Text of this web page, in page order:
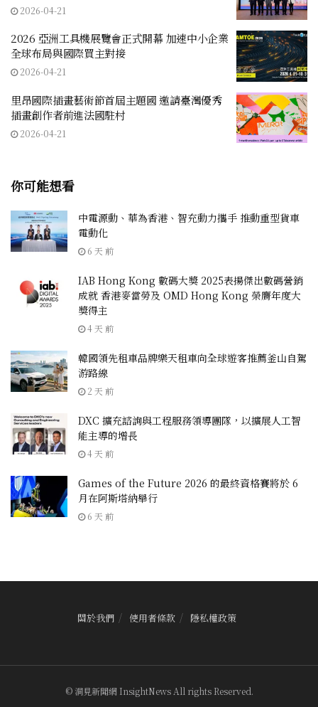
2026-04-21
2026 亞洲工具機展覽會正式開幕 加速中小企業
全球布局與國際買主對接
2026-04-21
里昂國際插畫藝術節首屆主題國 邀請臺灣優秀
插畫創作者前進法國駐村
2026-04-21
你可能想看
中電源動、華為香港、智充動力攜手 推動重型貨車
電動化
6 天 前
IAB Hong Kong 數碼大獎 2025表揚傑出數碼營銷
成就 香港麥當勞及 OMD Hong Kong 榮膺年度大
獎得主
4 天 前
韓國領先租車品牌樂天租車向全球遊客推薦釜山自駕
游路線
2 天 前
DXC 擴充諮詢與工程服務領導團隊，以擴展人工智
能主導的增長
4 天 前
Games of the Future 2026 的最終資格賽將於 6
月在阿斯塔納舉行
6 天 前
關於我們 使用者條款 隱私權政策
© 洞見新聞網 InsightNews All rights Reserved.